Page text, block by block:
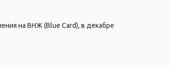
на ВНЖ (Blue Card), в декабре